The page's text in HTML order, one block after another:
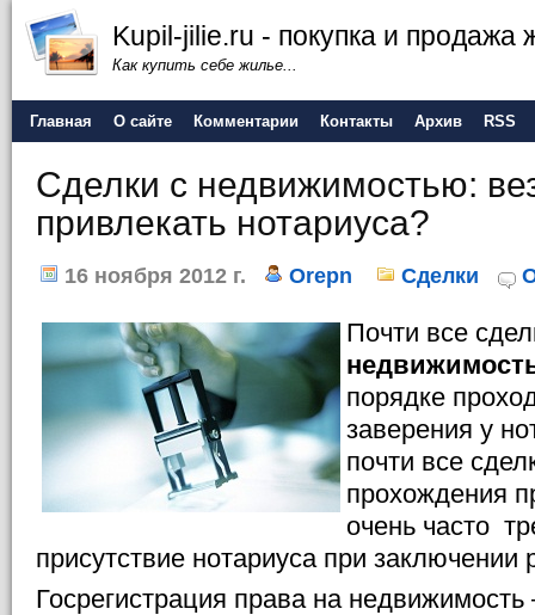
Kupil-jilie.ru - покупка и продажа
Как купить себе жилье...
Главная О сайте Комментарии Контакты Архив RSS
Сделки с недвижимостью:
привлекать нотариуса?
16 ноября 2012 г. Orepn Сделки
Почти все
порядке
заверения у
почти все
прохождения
очень часто
присутствие нотариуса при заключении
Госрегистрация права на